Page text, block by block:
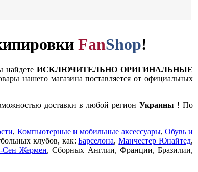
FanShop!
найдете ИСКЛЮЧИТЕЛЬНО ОРИГИНАЛЬНЫЕ
нашего магазина поставляется от официальных
доставки в любой регионУкраины ! По
, Компьютерные и мобильные аксессуары, Обувь и
клубов, как:Барселона,Манчестер Юнайтед,
Сен Жермен, Сборных Англии, Франции, Бразилии,